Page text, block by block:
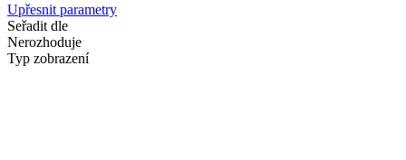
Upřesnit parametry
Seřadit dle
Nerozhoduje
Typ zobrazení